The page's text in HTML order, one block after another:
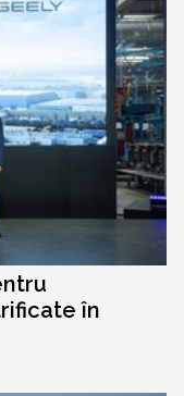
în